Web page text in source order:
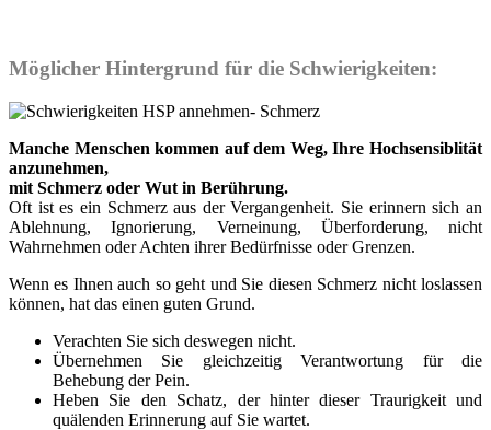
Möglicher Hintergrund für die Schwierigkeiten:
Manche Menschen kommen auf dem Weg, Ihre Hochsensiblität
anzunehmen,
mit Schmerz oder Wut in Berührung.
Oft ist es ein Schmerz aus der Vergangenheit. Sie erinnern sich an
Ablehnung, Ignorierung, Verneinung, Überforderung, nicht
Wahrnehmen oder Achten ihrer Bedürfnisse oder Grenzen.
Wenn es Ihnen auch so geht und Sie diesen Schmerz nicht loslassen
können, hat das einen guten Grund.
Verachten Sie sich deswegen nicht.
Übernehmen Sie gleichzeitig Verantwortung für die
Behebung der Pein.
Heben Sie den Schatz, der hinter dieser Traurigkeit und
quälenden Erinnerung auf Sie wartet.